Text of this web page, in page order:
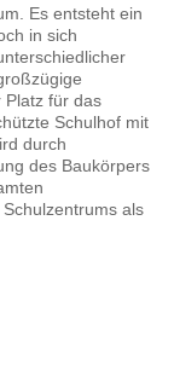
Es entsteht ein
in sich
Platz für das
Schulhof mit
durch
des Baukörpers
als